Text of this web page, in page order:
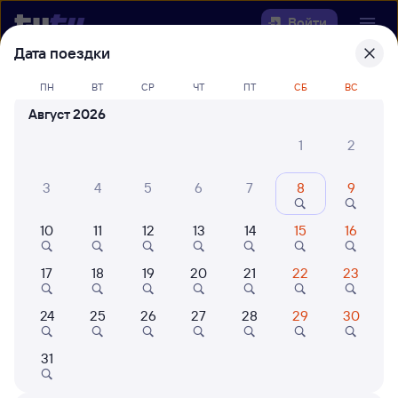
Войти
Выберите день, чтобы найтиж/д
билеты Почепта — Сибирцево
Куда
Когда
Кто едет
Найти поезда
Дата поездки
ПН ВТ СР ЧТ ПТ СБ ВС
Август 2026
1
2
3 4 5 6 7 8 9
10 11 12 13 14 15 16
17 18 19 20 21 22 23
24 25 26 27 28 29 30
31